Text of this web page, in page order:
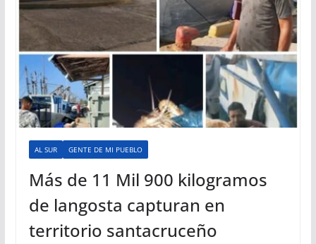
AL SUR GENTE DE MI PUEBLO
Más de 11 Mil 900 kilogramos
de langosta capturan en
territorio santacruceño